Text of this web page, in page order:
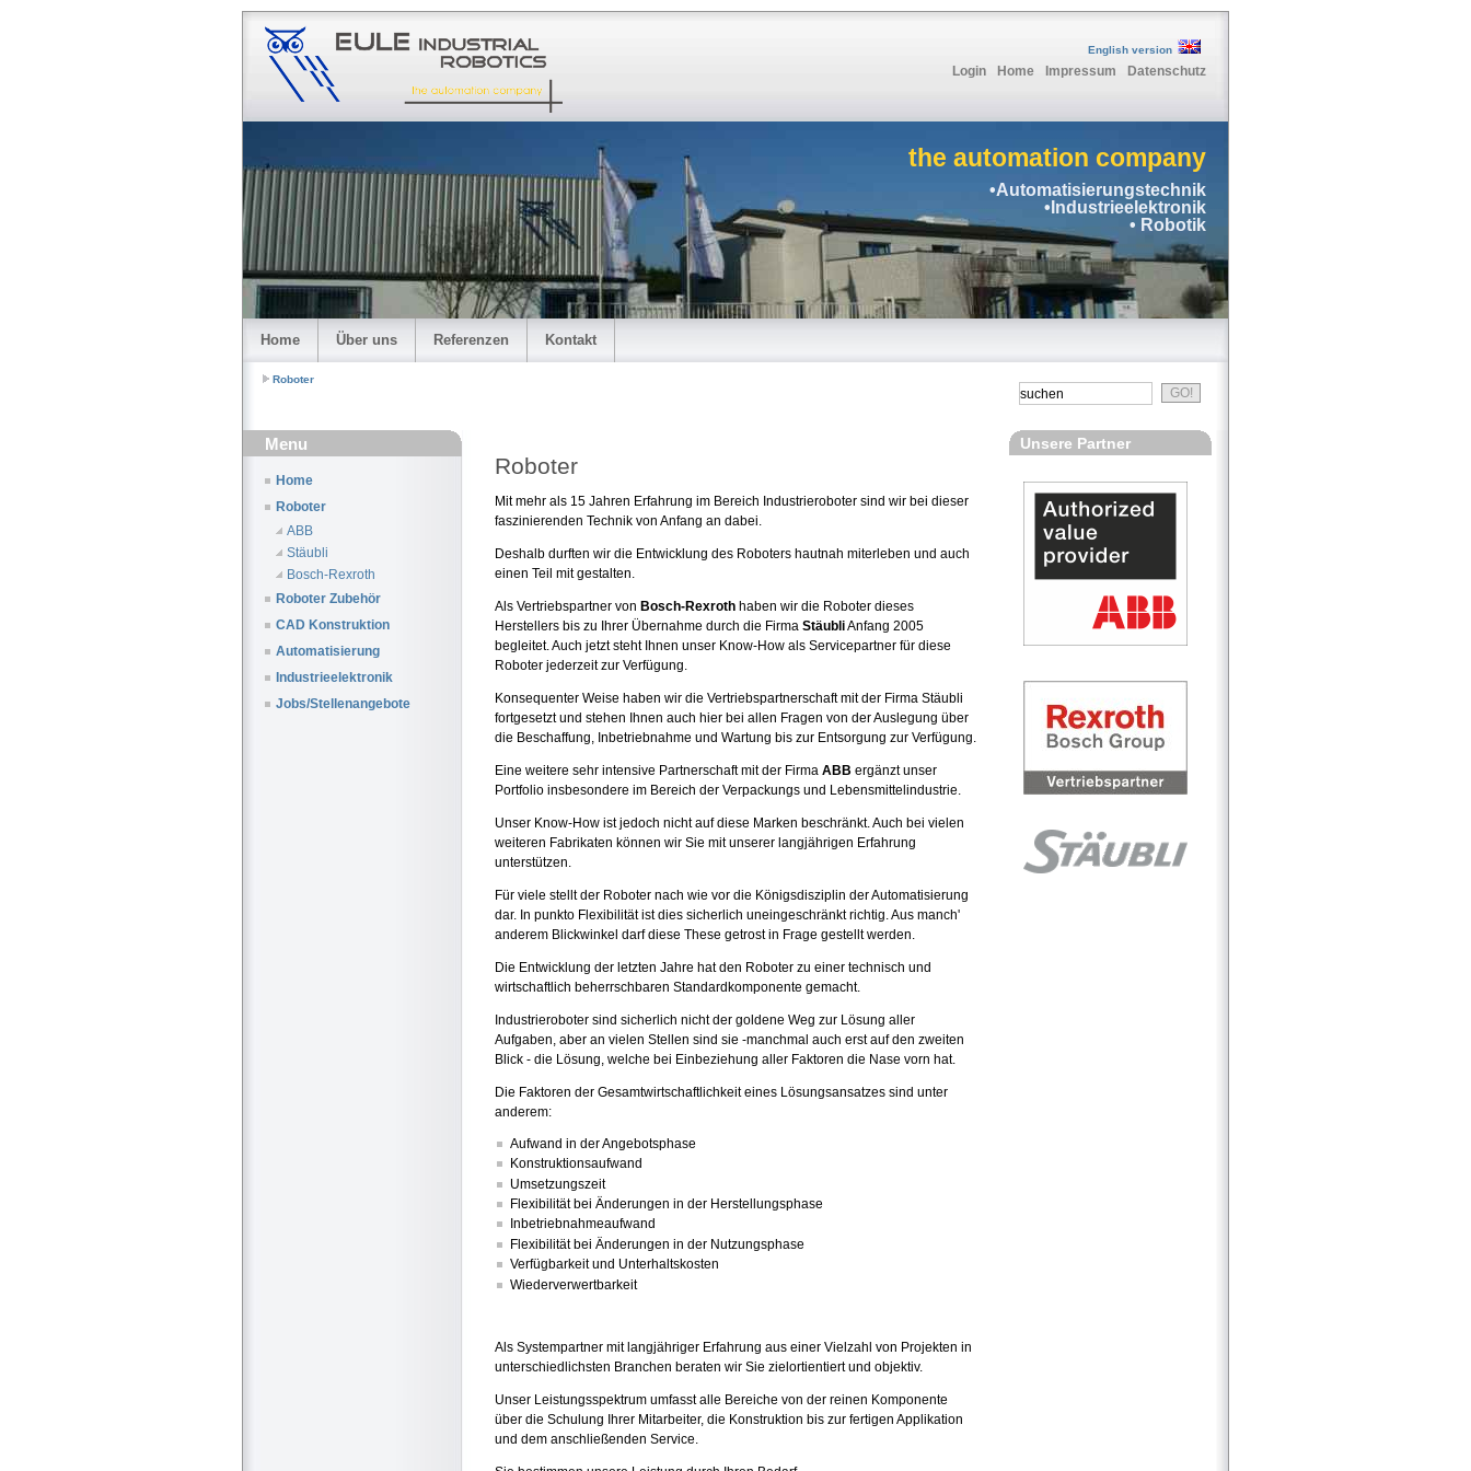
English version
Login Home Impressum Datenschutz
the automation company
•Automatisierungstechnik
•Industrieelektronik
• Robotik
Home Über uns Referenzen Kontakt
Roboter
Menu
Home
Roboter
ABB
Stäubli
Bosch-Rexroth
Roboter Zubehör
CAD Konstruktion
Automatisierung
Industrieelektronik
Jobs/Stellenangebote
Roboter
Mit mehr als 15 Jahren Erfahrung im Bereich Industrieroboter sind wir bei dieser
faszinierenden Technik von Anfang an dabei.
Deshalb durften wir die Entwicklung des Roboters hautnah miterleben und auch
einen Teil mit gestalten.
Als Vertriebspartner von Bosch-Rexroth haben wir die Roboter dieses
Herstellers bis zu Ihrer Übernahme durch die Firma StäubliAnfang 2005
begleitet. Auch jetzt steht Ihnen unser Know-How als Servicepartner für diese
Roboter jederzeit zur Verfügung.
Konsequenter Weise haben wir die Vertriebspartnerschaft mit der Firma Stäubli
fortgesetzt und stehen Ihnen auch hier bei allen Fragen von der Auslegung über
die Beschaffung, Inbetriebnahme und Wartung bis zur Entsorgung zur Verfügung.
Eine weitere sehr intensive Partnerschaft mit der Firma ABB ergänzt unser
Portfolio insbesondere im Bereich der Verpackungs und Lebensmittelindustrie.
Unser Know-How ist jedoch nicht auf diese Marken beschränkt. Auch bei vielen
weiteren Fabrikaten können wir Sie mit unserer langjährigen Erfahrung
unterstützen.
Für viele stellt der Roboter nach wie vor die Königsdisziplin der Automatisierung
dar. In punkto Flexibilität ist dies sicherlich uneingeschränkt richtig. Aus manch'
anderem Blickwinkel darf diese These getrost in Frage gestellt werden.
Die Entwicklung der letzten Jahre hat den Roboter zu einer technisch und
wirtschaftlich beherrschbaren Standardkomponente gemacht.
Industrieroboter sind sicherlich nicht der goldene Weg zur Lösung aller
Aufgaben, aber an vielen Stellen sind sie -manchmal auch erst auf den zweiten
Blick - die Lösung, welche bei Einbeziehung aller Faktoren die Nase vorn hat.
Die Faktoren der Gesamtwirtschaftlichkeit eines Lösungsansatzes sind unter
anderem:
Aufwand in der Angebotsphase
Konstruktionsaufwand
Umsetzungszeit
Flexibilität bei Änderungen in der Herstellungsphase
Inbetriebnahmeaufwand
Flexibilität bei Änderungen in der Nutzungsphase
Verfügbarkeit und Unterhaltskosten
Wiederverwertbarkeit
Als Systempartner mit langjähriger Erfahrung aus einer Vielzahl von Projekten in
unterschiedlichsten Branchen beraten wir Sie zielortientiert und objektiv.
Unser Leistungsspektrum umfasst alle Bereiche von der reinen Komponente
über die Schulung Ihrer Mitarbeiter, die Konstruktion bis zur fertigen Applikation
und dem anschließenden Service.
Unsere Partner